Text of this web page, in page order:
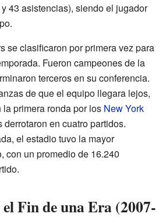
43 asistencias), siendo el jugador
se clasificaron por primera vez para
Fueron campeones de la
terceros en su conferencia.
de que el equipo llegara lejos,
primera ronda por los New York
derrotaron en cuatro partidos.
el estadio tuvo la mayor
con un promedio de 16.240
Fin de una Era (2007-